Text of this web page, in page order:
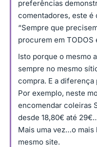
preferências
comentadores, este é
“Sempre que
procurem em TODOS
Isto porque o mesmo
sempre no mesmo
compra. E a diferença
Por exemplo, neste
encomendar coleiras
desde 18,80€ até
Mais uma vez…o mais
mesmo site.